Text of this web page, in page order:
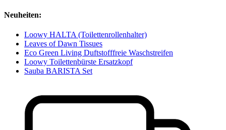
Neuheiten:
Loowy HALTA (Toilettenrollenhalter)
Leaves of Dawn Tissues
Eco Green Living Duftstofffreie Waschstreifen
Loowy Toilettenbürste Ersatzkopf
Sauba BARISTA Set